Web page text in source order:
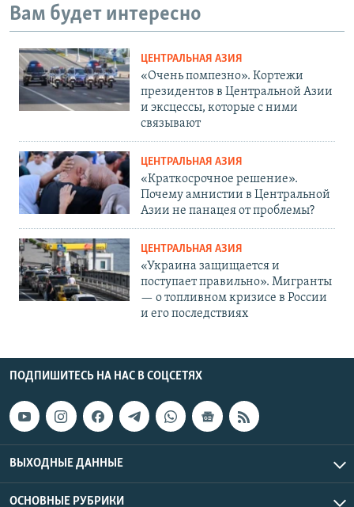
Вам будет интересно
ЦЕНТРАЛЬНАЯ АЗИЯ
«Очень помпезно». Кортежи
президентов в Центральной Азии
и эксцессы, которые с ними
связывают
ЦЕНТРАЛЬНАЯ АЗИЯ
«Краткосрочное решение».
Почему амнистии в Центральной
Азии не панацея от проблемы?
ЦЕНТРАЛЬНАЯ АЗИЯ
«Украина защищается и
поступает правильно». Мигранты
— о топливном кризисе в России
и его последствиях
ПОДПИШИТЕСЬ НА НАС В СОЦСЕТЯХ
ВЫХОДНЫЕ ДАННЫЕ
ОСНОВНЫЕ РУБРИКИ